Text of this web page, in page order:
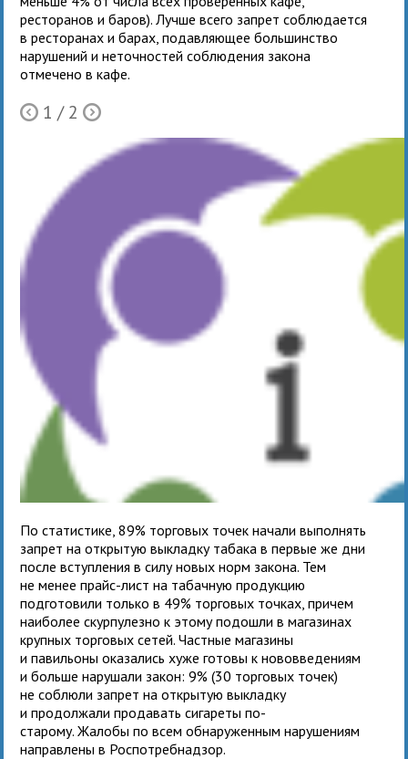
ресторанов и баров). Лучше всего запрет соблюдается
в ресторанах и барах, подавляющее большинство
нарушений и неточностей соблюдения закона
отмечено в кафе.
Ò 1 / 2Õ
По статистике, 89% торговых точек начали выполнять
запрет на открытую выкладку табака в первые же дни
после вступления в силу новых норм закона. Тем
не менее прайс-лист на табачную продукцию
подготовили только в 49% торговых точках, причем
наиболее скурпулезно к этому подошли в магазинах
крупных торговых сетей. Частные магазины
и павильоны оказались хуже готовы к нововведениям
и больше нарушали закон: 9% (30 торговых точек)
не соблюли запрет на открытую выкладку
и продолжали продавать сигареты по-
старому. Жалобы по всем обнаруженным нарушениям
направлены в Роспотребнадзор.